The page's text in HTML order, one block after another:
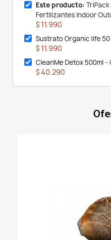
Este producto:
Fertilizantes Indoor
$ 11.990
Sustrato Organic life
$ 11.990
CleanMe Detox 500ml -
$ 40.290